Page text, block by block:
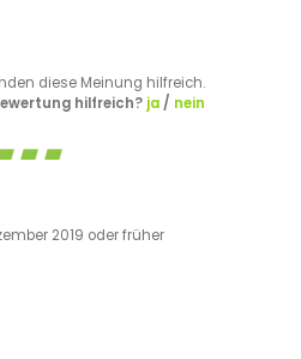
diese Meinung hilfreich.
hilfreich? ja/ nein
2019 oder früher